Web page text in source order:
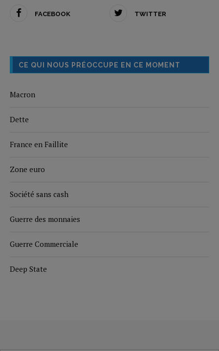
FACEBOOK TWITTER
CE QUI NOUS PRÉOCCUPE EN CE MOMENT
Macron
Dette
France en Faillite
Zone euro
Société sans cash
Guerre des monnaies
Guerre Commerciale
Deep State